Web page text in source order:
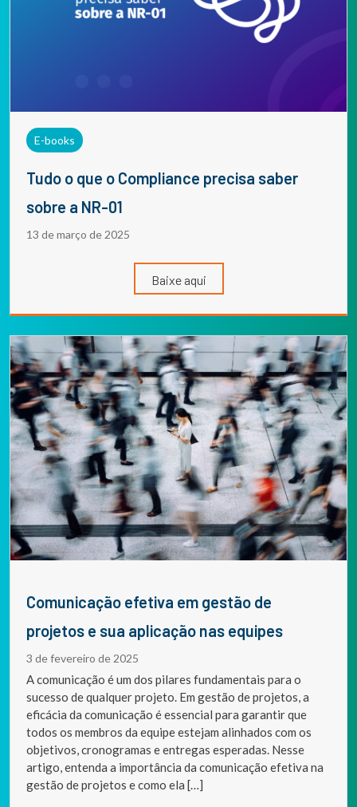
E-books
Tudo o que o Compliance precisa saber
sobre a NR-01
13 de março de 2025
Baixe aqui
Comunicação efetiva em gestão de
projetos e sua aplicação nas equipes
3 de fevereiro de 2025
A comunicação é um dos pilares fundamentais para o
sucesso de qualquer projeto. Em gestão de projetos, a
eficácia da comunicação é essencial para garantir que
todos os membros da equipe estejam alinhados com os
objetivos, cronogramas e entregas esperadas. Nesse
artigo, entenda a importância da comunicação efetiva na
gestão de projetos e como ela […]